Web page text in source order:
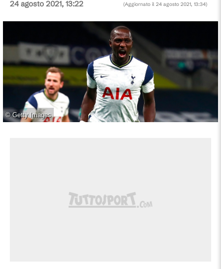
24 agosto 2021, 13:22 (Aggiornato il 24 agosto 2021, 13:34)
©Getty Images